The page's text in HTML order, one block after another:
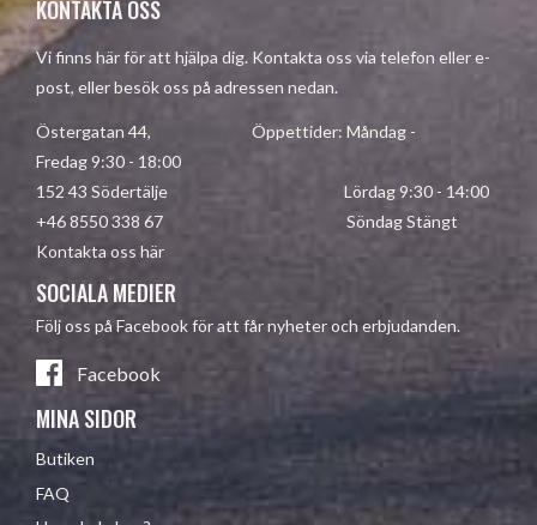
KONTAKTA OSS
Vi finns här för att hjälpa dig. Kontakta oss via telefon eller e-
post, eller besök oss på adressen nedan.
Östergatan 44, Öppettider: Måndag -
Fredag 9:30 - 18:00
152 43 Södertälje Lördag 9:30 - 14:00
+46 8550 338 67 Söndag Stängt
Kontakta oss här
SOCIALA MEDIER
Följ oss på Facebook för att får nyheter och erbjudanden.
Facebook
MINA SIDOR
Butiken
FAQ